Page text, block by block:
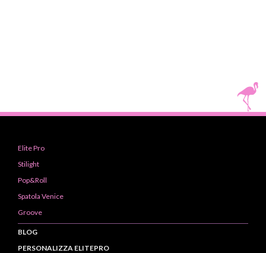
Elite Pro
Stilight
Pop&Roll
Spatola Venice
Groove
BLOG
PERSONALIZZA ELITEPRO